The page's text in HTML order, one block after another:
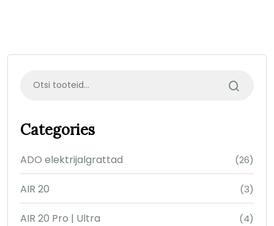
Categories
ADO elektrijalgrattad (26)
AIR 20 (3)
AIR 20 Pro | Ultra (4)